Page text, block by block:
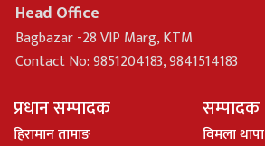
Head Office
Bagbazar -28 VIP Marg, KTM
Contact No: 9851204183, 9841514183
प्रधान सम्पादक
हिरामान तामाङ
सम्पादक
विमला थापा